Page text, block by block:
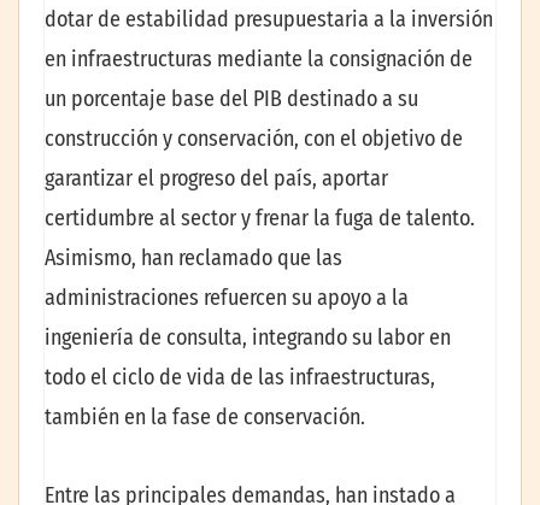
dotar de estabilidad presupuestaria a la inversión
en infraestructuras mediante la consignación de
un porcentaje base del PIB destinado a su
construcción y conservación, con el objetivo de
garantizar el progreso del país, aportar
certidumbre al sector y frenar la fuga de talento.
Asimismo, han reclamado que las
administraciones refuercen su apoyo a la
ingeniería de consulta, integrando su labor en
todo el ciclo de vida de las infraestructuras,
también en la fase de conservación.
Entre las principales demandas, han instado a